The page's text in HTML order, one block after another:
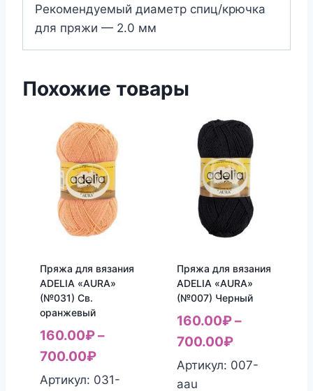
Рекомендуемый диаметр спиц/крючка
для пряжи — 2.0 мм
Похожие товары
Пряжа для вязания
ADELIA «AURA»
(№031) Св.
оранжевый
160.00₽–
700.00₽
Артикул: 031-
Пряжа для вязания
ADELIA «AURA»
(№007) Черный
160.00₽–
700.00₽
Артикул: 007-
aau